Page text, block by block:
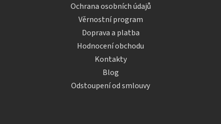
Ochrana osobních údajů
Věrnostní program
Doprava a platba
Hodnocení obchodu
Kontakty
Blog
Odstoupení od smlouvy